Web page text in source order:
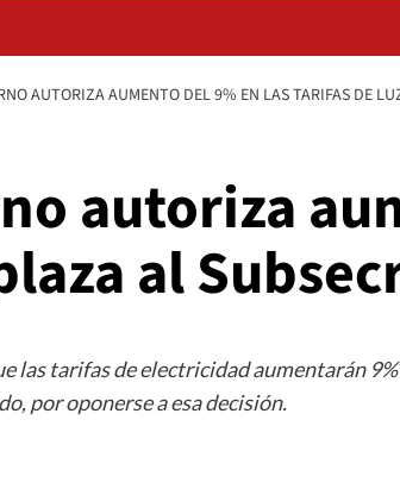
AUTORIZA AUMENTO DEL 9% EN LAS TARIFAS DE
autoriza
al
las tarifas de electricidad aumentarán
por oponerse a esa decisión.